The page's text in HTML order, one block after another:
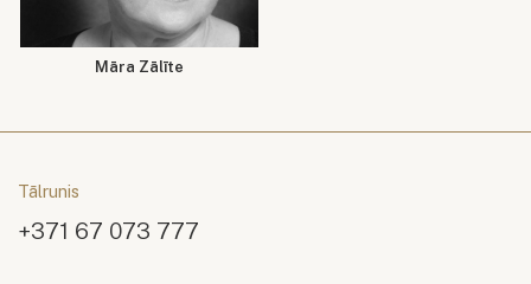
Māra Zālīte
Tālrunis
+371 67 073 777